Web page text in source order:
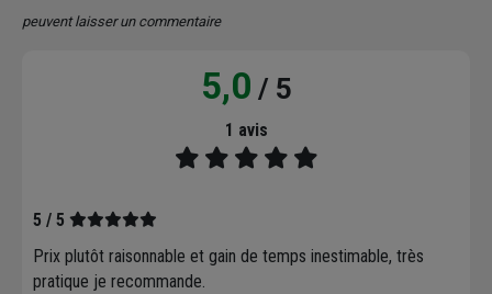
peuvent laisser un commentaire
5,0 / 5
1 avis
5 / 5
Prix plutôt raisonnable et gain de temps inestimable, très
pratique je recommande.